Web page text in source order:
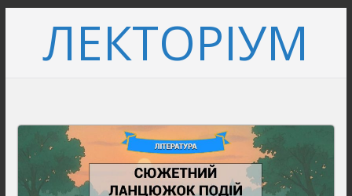
вмістуЛЕКТОРІУМ